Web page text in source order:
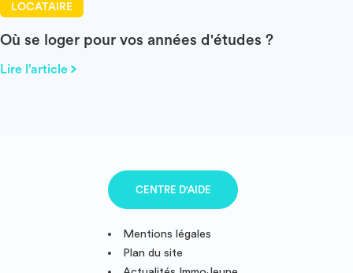
LOCATAIRE
Où se loger pour vos années d'études ?
Lire l’article
Mentions légales
Plan du site
CENTRE D'AIDE